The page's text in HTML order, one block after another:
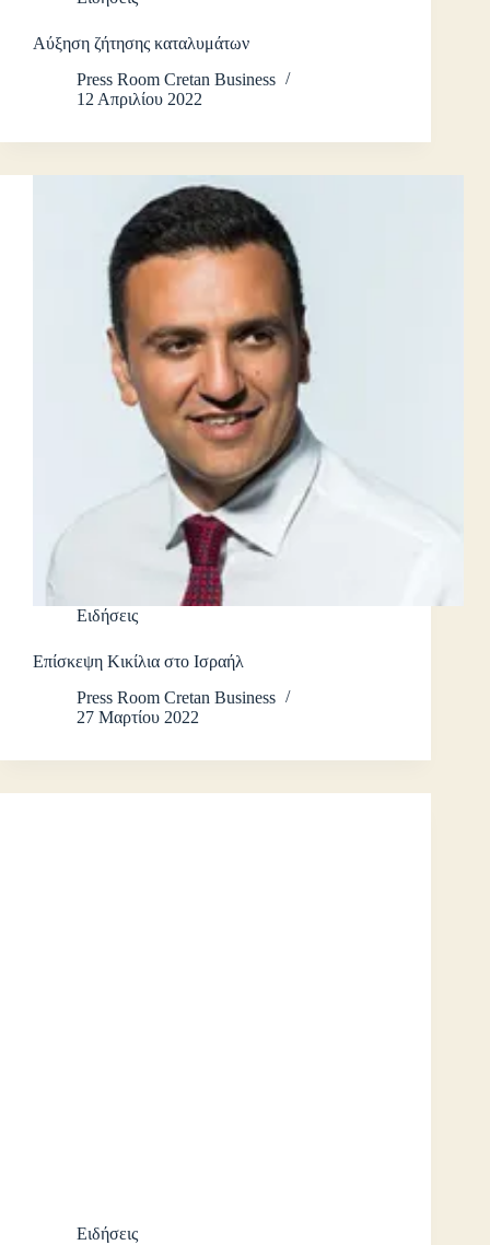
Αύξηση ζήτησης καταλυμάτων
Press Room Cretan Business
12 Απριλίου 2022
Ειδήσεις
Επίσκεψη Κικίλια στο Ισραήλ
Press Room Cretan Business
27 Μαρτίου 2022
Ειδήσεις